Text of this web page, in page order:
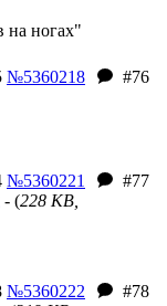
на ногах"
№5360218
#76
№5360221
#77
- (228 KB,
№5360222
#78